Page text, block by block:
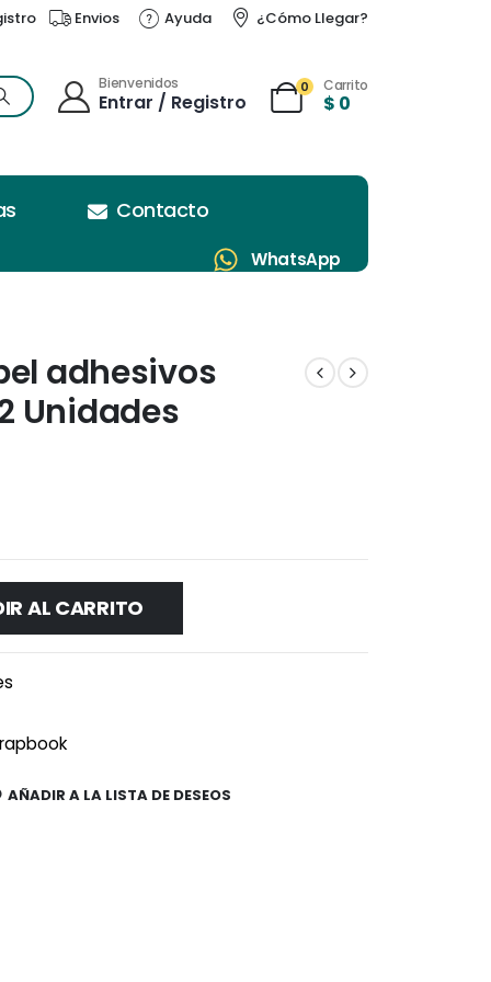
Envios Ayuda ¿Cómo Llegar?
Bienvenidos
Entrar / Registro
0 Carrito
$ 0
Contacto
WhatsApp
adhesivos
Unidades
AL CARRITO
AÑADIR A LA LISTA DE DESEOS